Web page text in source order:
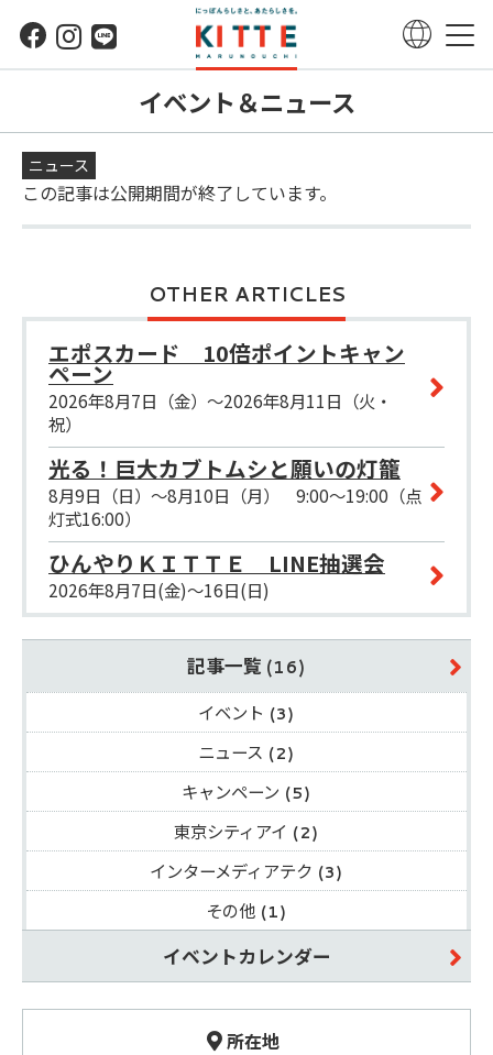
イベント＆ニュース
ニュース
この記事は公開期間が終了しています。
OTHER ARTICLES
エポスカード 10倍ポイントキャン
ペーン
2026年8月7日（金）～2026年8月11日（火・
祝）
光る！巨大カブトムシと願いの灯籠
8月9日（日）～8月10日（月） 9:00～19:00（点
灯式16:00）
ひんやりＫＩＴＴＥ LINE抽選会
2026年8月7日(金)～16日(日)
記事一覧 (16)
イベント (3)
ニュース (2)
キャンペーン (5)
東京シティアイ (2)
インターメディアテク (3)
その他(1)
イベントカレンダー
所在地